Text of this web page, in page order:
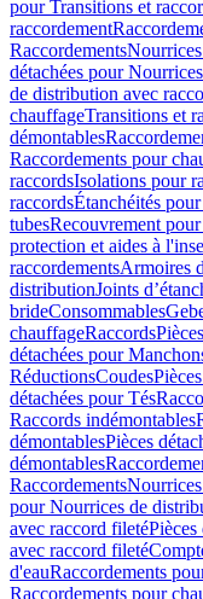
pour Transitions et
raccordement
Raccordements
détachées pour
de distribution avec
chauffageTransitions et
démontables
Raccordements pour
raccordsIsolations pour
raccordsÉtanchéités
tubesRecouvrement
protection et aides à
raccordementsArmoires
distributionJoints
brideConsommables
chauffageRaccords
détachées pour
RéductionsCoudes
détachées pour Tés
Raccords indémontables
démontablesPièces
démontables
Raccordements
pour Nourrices de
avec raccord fileté
avec raccord fileté
d'eauRaccordements
Raccordements pour